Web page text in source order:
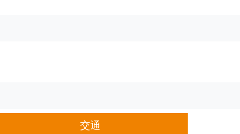
交通